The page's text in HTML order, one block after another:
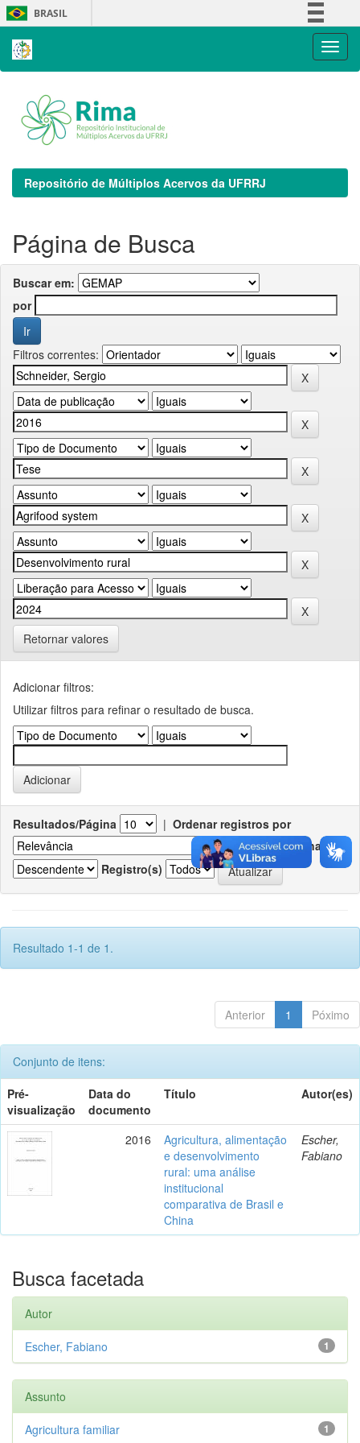
Skip
navigation
BRASIL
Repositório de Múltiplos Acervos da UFRRJ
Página de Busca
Buscar em:
por
Filtros correntes:
Retornar valores
Adicionar filtros:
Utilizar filtros para refinar o resultado de busca.
Resultados/Página | Ordenar registros por
Ordenar
Registro(s)
Resultado 1-1 de 1.
Anterior 1 Póximo
Conjunto de itens:
Pré-
visualização
Data do
documento
Título Autor(es)
2016
Agricultura, alimentação
e desenvolvimento
rural: uma análise
institucional
comparativa de Brasil e
China
Escher,
Fabiano
Busca facetada
Autor
1
Escher, Fabiano
Assunto
1
Agricultura familiar